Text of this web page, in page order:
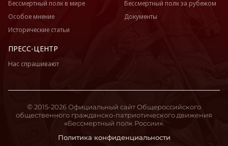
Бессмертный полк в мире
Особое мнение
Исторические статьи
Бессмертный полк за рубежом
Документы
ПРЕСС-ЦЕНТР
Нас спрашивают
Политика конфиденциальности
© 2015-2026 Официальный сайт Общероссийского
общественного гражданско-патриотического движения
«Бессмертный полк России».